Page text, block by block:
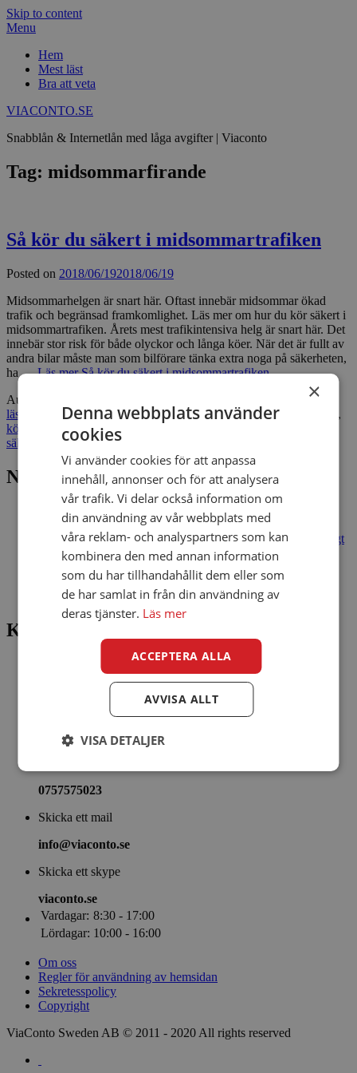
Skip to content
Menu
Hem
Mest läst
Bra att veta
VIACONTO.SE
Snabblån & Internetlån med låga avgifter | Viaconto
Tag: midsommarfirande
Så kör du säkert i midsommartrafiken
Posted on 2018/06/192018/06/19
Midsommarhelgen är snart här. Oftast innebär midsommar ökad
trafik och begränsad framkomlighet. Läs mer om hur du kör säkert i
midsommartrafiken. Årets mest trafikintensiva helg är snart här. Det
innebär stor risk för både olyckor och långa köer. När det är fullt av
andra bilar måste man som bilförare tänka extra noga på säkerheten,
ha …Läs merSå kör du säkert i midsommartrafiken
Author
Mest
läst
Nyheter,ViaConto BloggTagsbilfärd,bilkörning,
,
körning
midsommar,midsommarfirande
säkerhetstips,tips,trafik
NYA INLÄGG
Slutet på sommaren: 7 tips för att njuta av de sista veckorna
Så skyddar du dina pengar mot bedragare – 7 enkla regler
Billiga flygbiljetter 2026: så hittar du ett bra pris utan onödigt
krångel
Sommaren är ett perfekt tillfälle att testa lyckan!
Lån online: 7 tips för att låna ansvarsfullt och skydda din
hushållsbudget
Kategorier
ViaConto Blogg
0757575023
Skicka ett mail
info@viaconto.se
Skicka ett skype
viaconto.se
Vardagar: 8:30 - 17:00
Lördagar: 10:00 - 16:00
Om oss
Regler för användning av hemsidan
Sekretesspolicy
Copyright
ViaConto Sweden AB © 2011 - 2020 All rights reserved
×
Denna webbplats använder
cookies
Vi använder cookies för att anpassa
innehåll, annonser och för att analysera
vår trafik. Vi delar också information om
din användning av vår webbplats med
våra reklam- och analyspartners som kan
kombinera den med annan information
som du har tillhandahållit dem eller som
de har samlat in från din användning av
deras tjänster. Läs mer
ACCEPTERA ALLA
AVVISA ALLT
VISA DETALJER